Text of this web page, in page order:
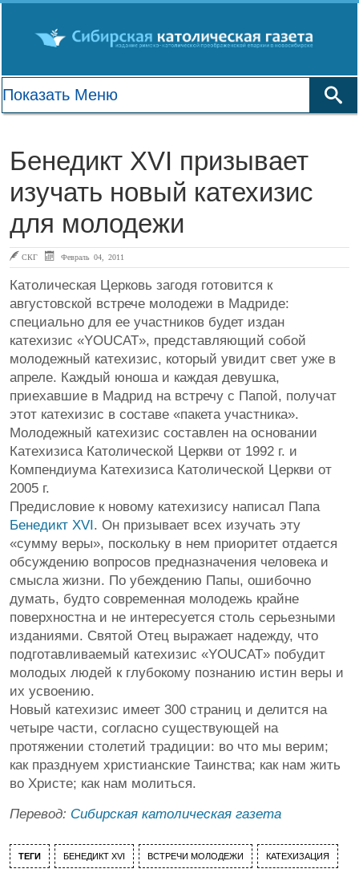
Бенедикт XVI призывает
изучать новый катехизис
для молодежи
СКГ Февраль 04, 2011
Католическая Церковь загодя готовится к
августовской встрече молодежи в Мадриде:
специально для ее участников будет издан
катехизис «YOUCAT», представляющий собой
молодежный катехизис, который увидит свет уже в
апреле. Каждый юноша и каждая девушка,
приехавшие в Мадрид на встречу с Папой, получат
этот катехизис в составе «пакета участника».
Молодежный катехизис составлен на основании
Катехизиса Католической Церкви от 1992 г. и
Компендиума Катехизиса Католической Церкви от
2005 г.
Предисловие к новому катехизису написал Папа
Бенедикт XVI. Он призывает всех изучать эту
«сумму веры», поскольку в нем приоритет отдается
обсуждению вопросов предназначения человека и
смысла жизни. По убеждению Папы, ошибочно
думать, будто современная молодежь крайне
поверхностна и не интересуется столь серьезными
изданиями. Святой Отец выражает надежду, что
подготавливаемый катехизис «YOUCAT» побудит
молодых людей к глубокому познанию истин веры и
их усвоению.
Новый катехизис имеет 300 страниц и делится на
четыре части, согласно существующей на
протяжении столетий традиции: во что мы верим;
как празднуем христианские Таинства; как нам жить
во Христе; как нам молиться.
Перевод: Сибирская католическая газета
ТЕГИ БЕНЕДИКТ XVI ВСТРЕЧИ МОЛОДЕЖИ КАТЕХИЗАЦИЯ